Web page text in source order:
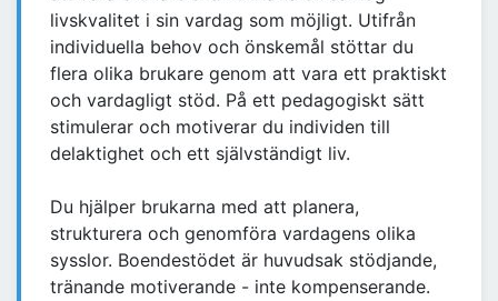
livskvalitet i sin vardag som möjligt. Utifrån
individuella behov och önskemål stöttar du
flera olika brukare genom att vara ett praktiskt
och vardagligt stöd. På ett pedagogiskt sätt
stimulerar och motiverar du individen till
delaktighet och ett självständigt liv.
Du hjälper brukarna med att planera,
strukturera och genomföra vardagens olika
sysslor. Boendestödet är huvudsak stödjande,
tränande motiverande - inte kompenserande.